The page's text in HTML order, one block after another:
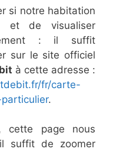
si notre habitation
et de visualiser
: il suffit
sur le site officiel
à cette adresse :
fr/carte-
.
cette page nous
suffit de zoomer